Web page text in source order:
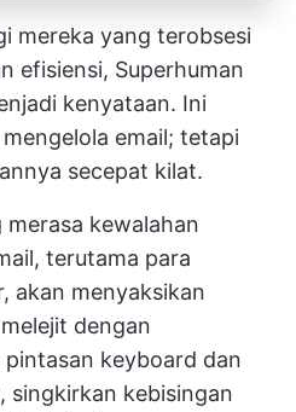
mereka yang terobsesi
efisiensi, Superhuman
kenyataan. Ini
email; tetapi
secepat kilat.
kewalahan
terutama para
akan menyaksikan
dengan
pintasan keyboard dan
singkirkan kebisingan